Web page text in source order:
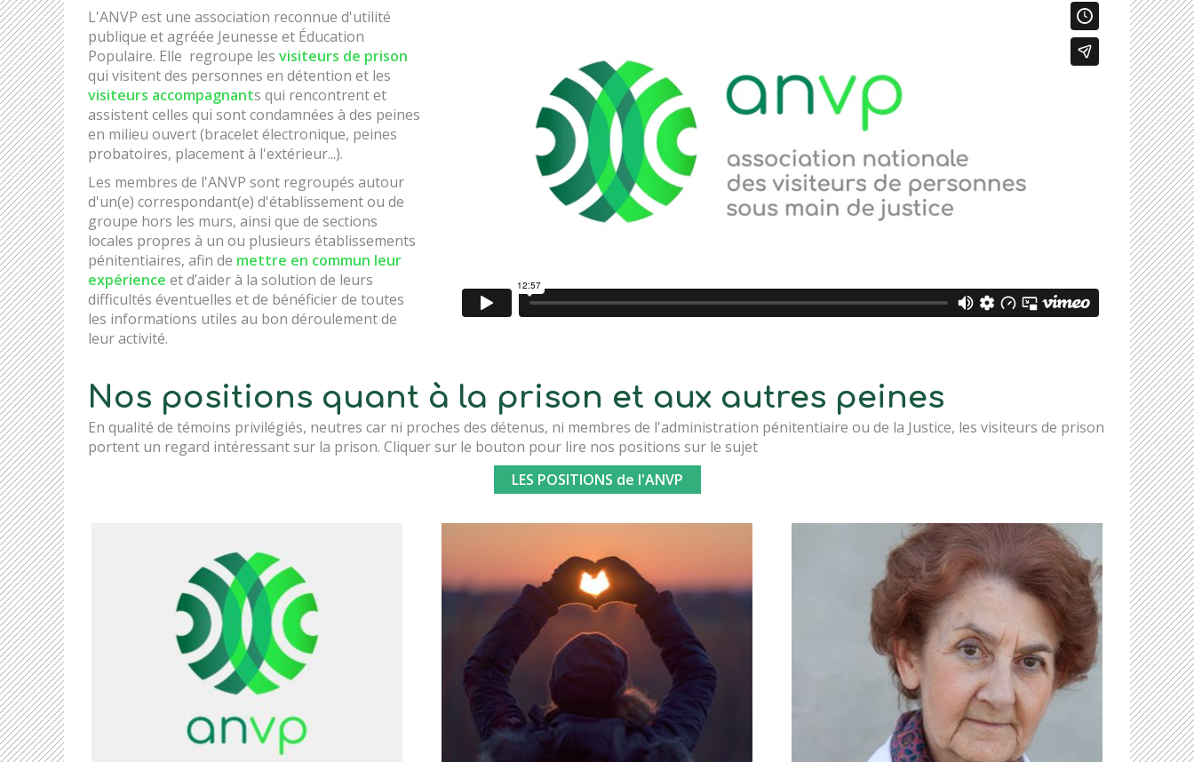
L'ANVP est une association reconnue d'utilité
publique et agréée Jeunesse et Éducation
Populaire. Elle regroupe les visiteurs de prison
qui visitent des personnes en détention et les
visiteurs accompagnants qui rencontrent et
assistent celles qui sont condamnées à des peines
en milieu ouvert (bracelet électronique, peines
probatoires, placement à l'extérieur...).
Les membres de l'ANVP sont regroupés autour
d'un(e) correspondant(e) d'établissement ou de
groupe hors les murs, ainsi que de sections
locales propres à un ou plusieurs établissements
pénitentiaires, afin de mettre en commun leur
expérience et d’aider à la solution de leurs
difficultés éventuelles et de bénéficier de toutes
les informations utiles au bon déroulement de
leur activité.
Nos positions quant à la prison et aux autres peines
En qualité de témoins privilégiés, neutres car ni proches des détenus, ni membres de l'administration pénitentiaire ou de la Justice, les visiteurs de prison
portent un regard intéressant sur la prison. Cliquer sur le bouton pour lire nos positions sur le sujet
LES POSITIONS de l'ANVP